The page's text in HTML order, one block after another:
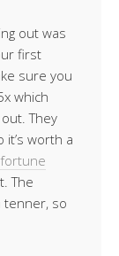
out was
first
sure you
which
They
worth a
The
tenner, so